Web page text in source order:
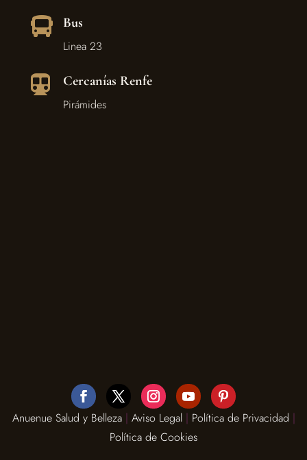
 Bus
Linea 23
 Cercanías Renfe
Pirámides
Anuenue Salud y Belleza| Aviso Legal | Política de Privacidad |
Política de Cookies